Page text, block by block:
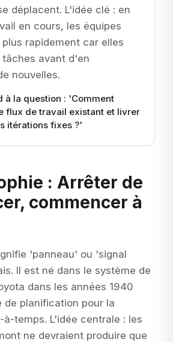
déplacent. L'idée clé : en
en cours, les équipes
rapidement car elles
avant d'en
nouvelles.
à la question : 'Comment
flux de travail existant et livrer
itérations fixes ?'
: Arrêter de
commencer à
'panneau' ou 'signal
Il est né dans le système de
dans les années 1940
de planification pour la
temps. L'idée centrale : les
ne devraient produire que